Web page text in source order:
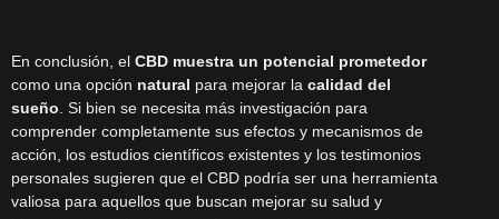
En conclusión, el CBD muestra un potencial prometedor
como una opción natural para mejorar la calidad del
sueño. Si bien se necesita más investigación para
comprender completamente sus efectos y mecanismos de
acción, los estudios científicos existentes y los testimonios
personales sugieren que el CBD podría ser una herramienta
valiosa para aquellos que buscan mejorar su salud y